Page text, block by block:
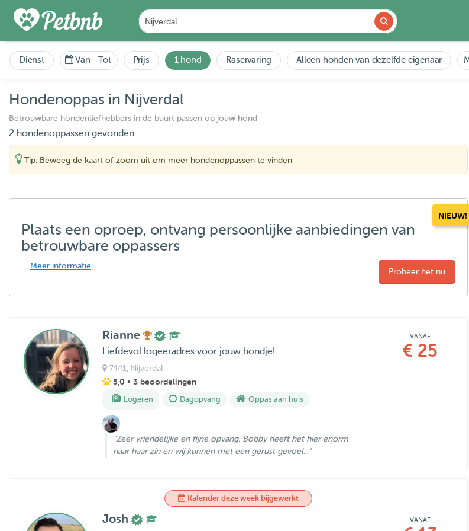
Dienst Van -Tot Prijs 1 hond Raservaring Alleen honden van dezelfde eigenaar
Hondenoppas in Nijverdal
Betrouwbare hondenliefhebbers in de buurt passen op jouw hond
2 hondenoppassen gevonden
Tip: Beweeg de kaart of zoom uit om meer hondenoppassen te vinden
NIEUW!
Plaats een oproep, ontvang persoonlijke aanbiedingen van
betrouwbare oppassers
Meer informatie
Probeer het nu
Rianne
Liefdevol logeeradres voor jouw hondje!
7441 , Nijverdal
5,0 • 3 beoordelingen
Logeren Dagopvang Oppas aan huis
"Zeer vriendelijke en fijne opvang. Bobby heeft het hier enorm
naar haar zin en wij kunnen met een gerust gevoel..."
VANAF
€ 25
Kalender deze week bijgewerkt
Josh VANAF